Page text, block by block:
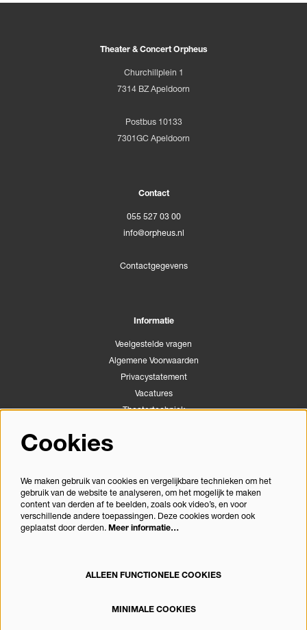
Theater & Concert Orpheus
Churchillplein 1
7314 BZ Apeldoorn
Postbus 10133
7301GC Apeldoorn
Contact
055 527 03 00
info@orpheus.nl
Contactgegevens
Informatie
Veelgestelde vragen
Algemene Voorwaarden
Privacystatement
Vacatures
Theatertechniek
Congrescentrum Orpheus
Volg ons
Meld je aan voor de nieuwsbrief
Cookies
We maken gebruik van cookies en vergelijkbare technieken om het
gebruik van de website te analyseren, om het mogelijk te maken
content van derden af te beelden, zoals ook video’s, en voor
verschillende andere toepassingen. Deze cookies worden ook
geplaatst door derden. Meer informatie…
ALLEEN FUNCTIONELE COOKIES
MINIMALE COOKIES